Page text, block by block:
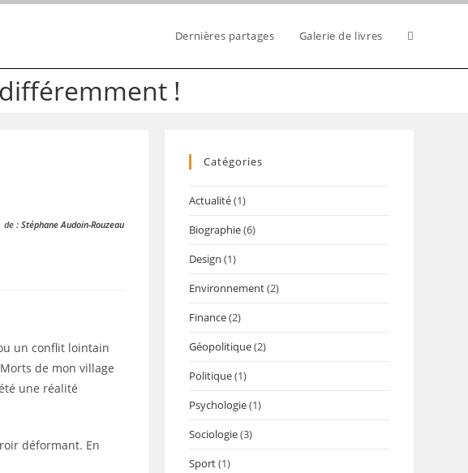
Dernières partages Galerie de livres Toggle
!
de:Stéphane Audoin-Rouzeau
un conflit lointain
de mon village
une réalité
déformant. En
Catégories
Actualité(1)
Biographie(6)
Design (1)
Environnement(2)
Finance(2)
Géopolitique(2)
Politique(1)
Psychologie(1)
Sociologie(3)
Sport(1)